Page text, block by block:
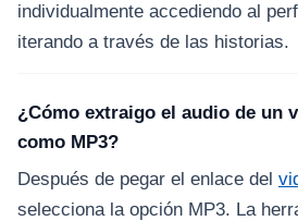
individualmente accediendo al
iterando a través de las historias.
¿Cómo extraigo el audio de un
como MP3?
Después de pegar el enlace del
selecciona la opción MP3. La